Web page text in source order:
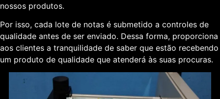
nossos produtos.
Por isso, cada lote de notas é submetido a controles de
qualidade antes de ser enviado. Dessa forma, proporciona
aos clientes a tranquilidade de saber que estão recebendo
um produto de qualidade que atenderá às suas procuras.